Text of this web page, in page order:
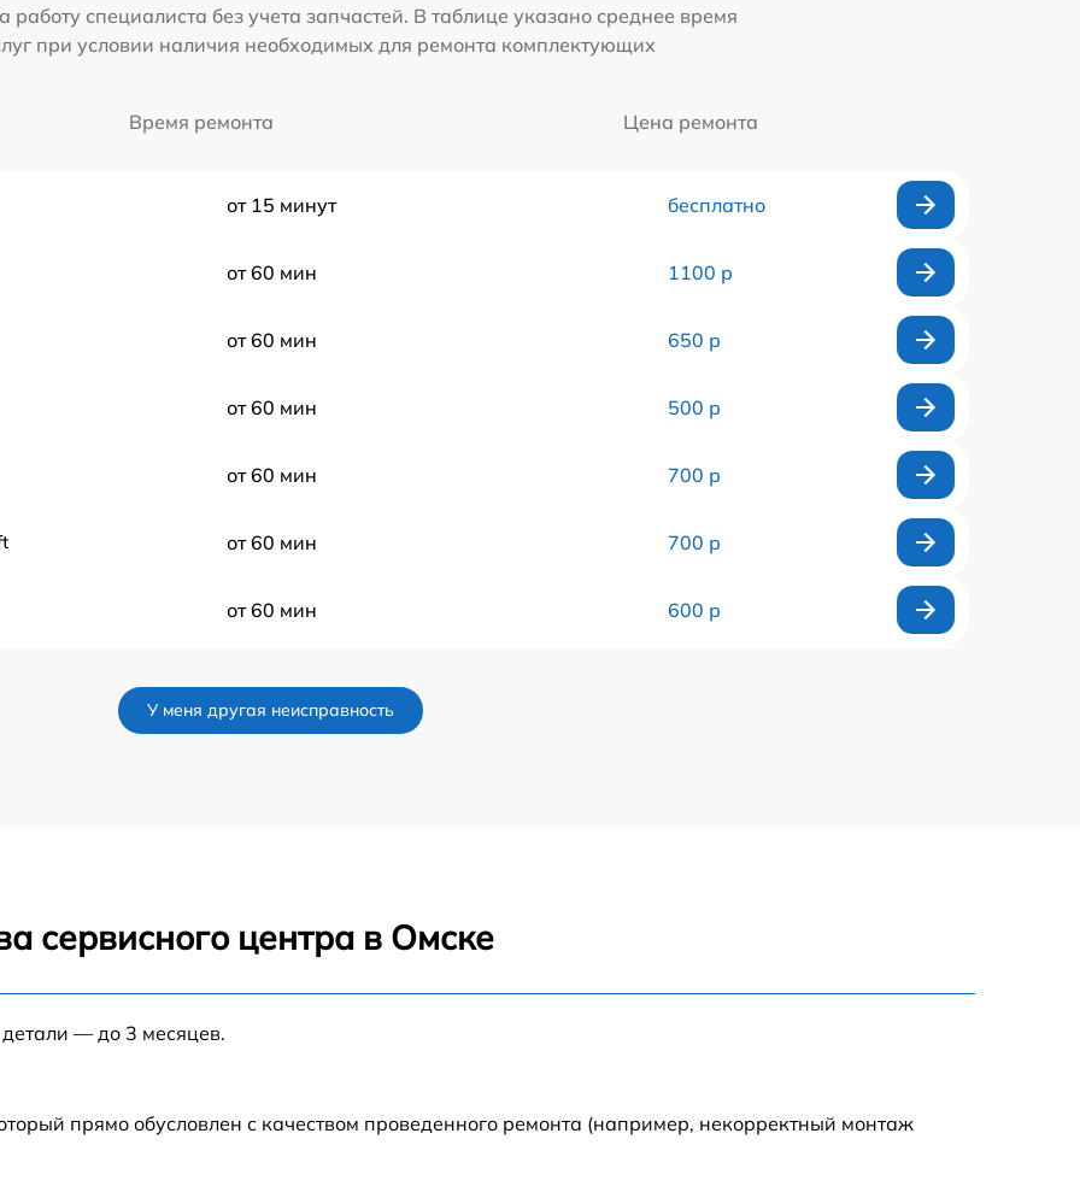
работу специалиста без учета запчастей. В таблице указано среднее время
при условии наличия необходимых для ремонта комплектующих
Время ремонта Цена ремонта
от 15 минут бесплатно
от 60 мин 1100 р
от 60 мин 650 р
от 60 мин 500 р
от 60 мин 700 р
от 60 мин 700 р
от 60 мин 600 р
от 60 мин
У меня другая неисправность
сервисного центра в Омске
— до 3 месяцев.
прямо обусловлен с качеством проведенного ремонта (например, некорректный монтаж